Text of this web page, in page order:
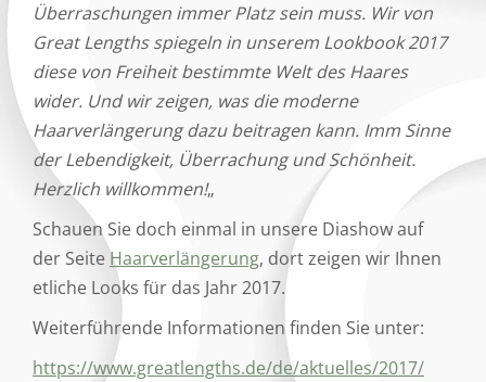
Überraschungen immer Platz sein muss. Wir von
Great Lengths spiegeln in unserem Lookbook 2017
diese von Freiheit bestimmte Welt des Haares
wider. Und wir zeigen, was die moderne
Haarverlängerung dazu beitragen kann. Imm Sinne
der Lebendigkeit, Überrachung und Schönheit.
Herzlich willkommen!„
Schauen Sie doch einmal in unsere Diashow auf
der Seite Haarverlängerung, dort zeigen wir Ihnen
etliche Looks für das Jahr 2017.
Weiterführende Informationen finden Sie unter:
https://www.greatlengths.de/de/aktuelles/2017/